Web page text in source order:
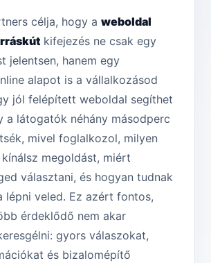
célja, hogy a weboldal
kifejezés ne csak egy
jelentsen, hanem egy
alapot is a vállalkozásod
jól felépített weboldal segíthet
a látogatók néhány másodperc
mivel foglalkozol, milyen
megoldást, miért
választani, és hogyan tudnak
lépni veled. Ez azért fontos,
érdeklődő nem akar
gyors válaszokat,
és bizalomépítő